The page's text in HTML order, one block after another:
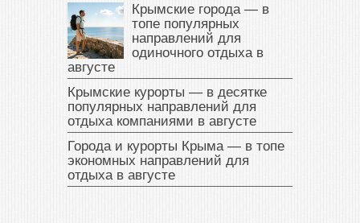
Крымские города — в
топе популярных
направлений для
одиночного отдыха в
августе
Крымские курорты — в десятке
популярных направлений для
отдыха компаниями в августе
Города и курорты Крыма — в топе
экономных направлений для
отдыха в августе